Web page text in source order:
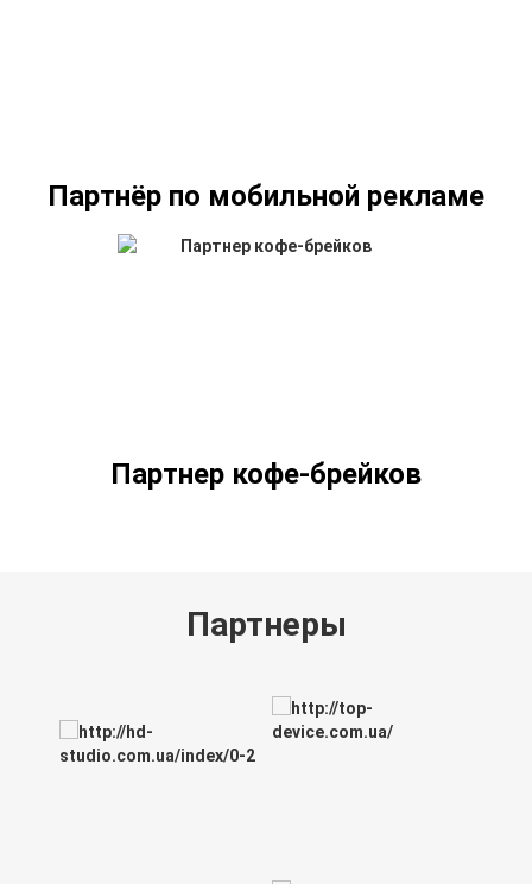
Партнёр по мобильной рекламе
Партнер кофе-брейков
Партнеры